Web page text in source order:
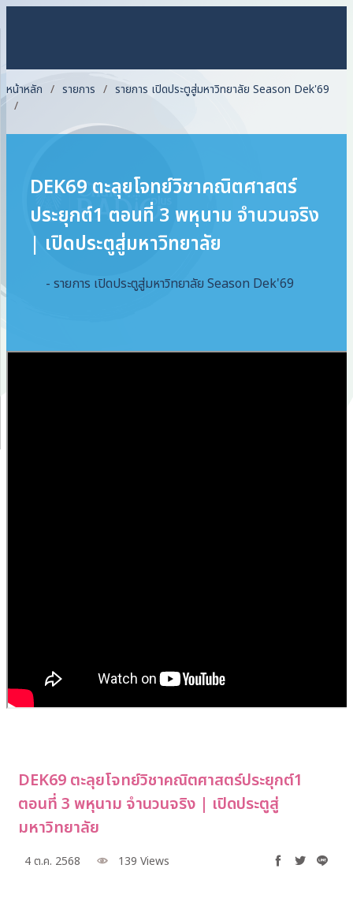
หน้าหลัก รายการ รายการ เปิดประตูสู่มหาวิทยาลัย Season Dek'69
DEK69 ตะลุยโจทย์วิชาคณิตศาสตร์
ประยุกต์1 ตอนที่ 3 พหุนาม จำนวนจริง
| เปิดประตูสู่มหาวิทยาลัย
- รายการ เปิดประตูสู่มหาวิทยาลัย Season Dek'69
DEK69 ตะลุยโจทย์วิชาคณิตศาสตร์ประยุกต์1
ตอนที่ 3 พหุนาม จำนวนจริง | เปิดประตูสู่
มหาวิทยาลัย
4 ต.ค. 2568 139 Views